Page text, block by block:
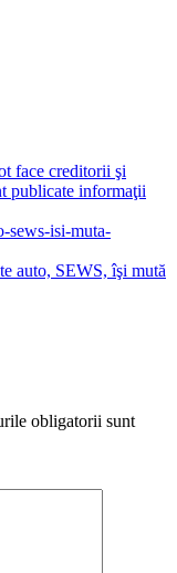
face creditorii şi
publicate informaţii
auto, SEWS, îşi mută
obligatorii sunt